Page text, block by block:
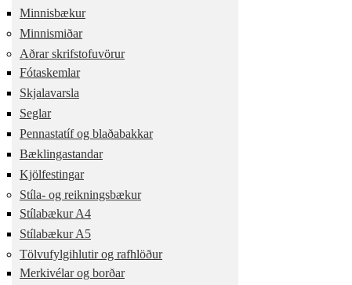
Minnisbækur
Minnismiðar
Aðrar skrifstofuvörur
Fótaskemlar
Skjalavarsla
Seglar
Pennastatíf og blaðabakkar
Bæklingastandar
Kjölfestingar
Stíla- og reikningsbækur
Stílabækur A4
Stílabækur A5
Tölvufylgihlutir og rafhlöður
Merkivélar og borðar